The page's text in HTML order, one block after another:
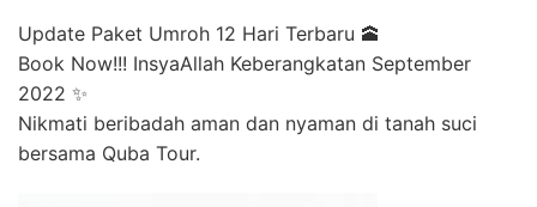
Update Paket Umroh 12 Hari Terbaru 🕋
Book Now!!! InsyaAllah Keberangkatan September
2022 ✨
Nikmati beribadah aman dan nyaman di tanah suci
bersama Quba Tour.